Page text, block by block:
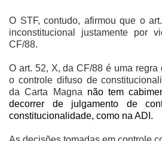
O STF, contudo, afirmou que o
inconstitucional justamente por
CF/88.
O art. 52, X, da CF/88 é uma regra
o controle difuso de
da Carta Magna não tem
decorrer de julgamento de
constitucionalidade, como na ADI.